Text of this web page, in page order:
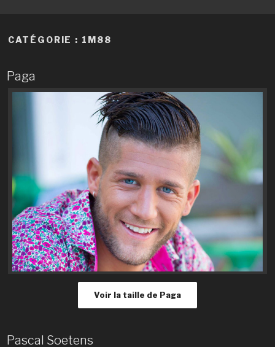
CATÉGORIE : 1M88
Paga
Voir la taille de Paga
Pascal Soetens